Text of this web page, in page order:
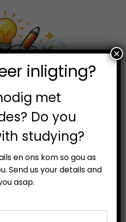
k
t
o
a
k
t
o
o
0
Scroll down for English
Soek
inligting?
met
Do you
studying?
en ons kom so gou as
Send us your details and
asap.
×